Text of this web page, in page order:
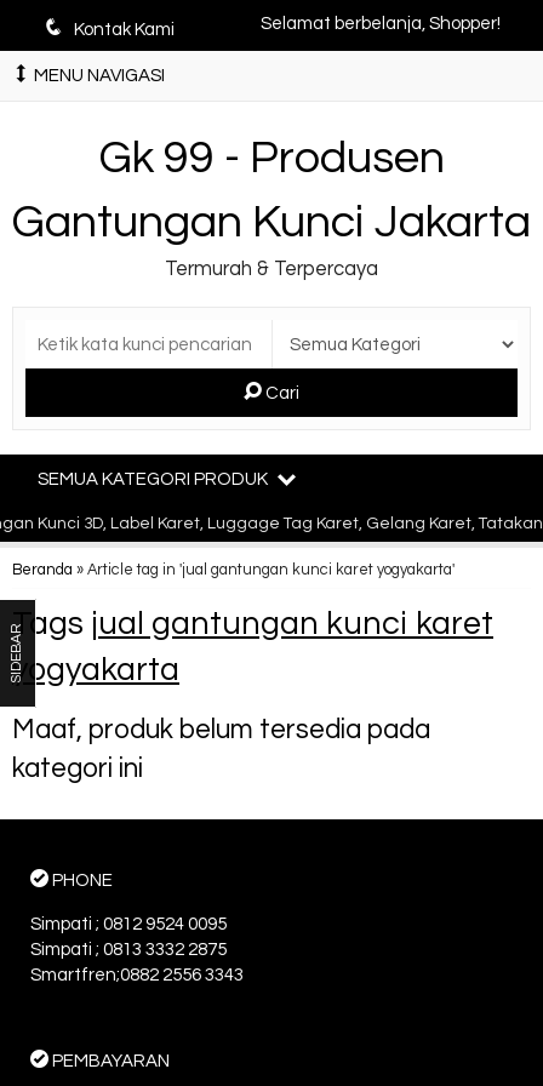
q Kontak Kami Selamat berbelanja, Shopper!
MENU NAVIGASI
Gk 99 - Produsen
Gantungan Kunci Jakarta
Termurah & Terpercaya
Cari
SEMUA KATEGORI PRODUK
Kunci 3D, Label Karet, Luggage Tag Karet, Gelang Karet,
Beranda » Article tag in 'jual gantungan kunci karet yogyakarta'
Tags jual gantungan kunci karet
yogyakarta
Maaf, produk belum tersedia pada
kategori ini
SIDEBAR
PHONE
Simpati ; 0812 9524 0095
Simpati ; 0813 3332 2875
Smartfren;0882 2556 3343
PEMBAYARAN